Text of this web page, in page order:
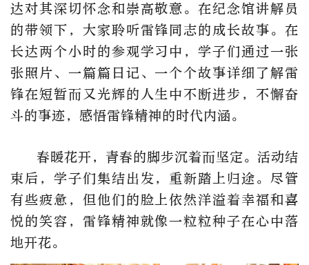
达对其深切怀念和崇高敬意。在纪念馆讲解员
的带领下，大家聆听雷锋同志的成长故事。在
长达两个小时的参观学习中，学子们通过一张
张照片、一篇篇日记、一个个故事详细了解雷
锋在短暂而又光辉的人生中不断进步，不懈奋
斗的事迹，感悟雷锋精神的时代内涵。
春暖花开，青春的脚步沉着而坚定。活动结
束后，学子们集结出发，重新踏上归途。尽管
有些疲惫，但他们的脸上依然洋溢着幸福和喜
悦的笑容，雷锋精神就像一粒粒种子在心中落
地开花。